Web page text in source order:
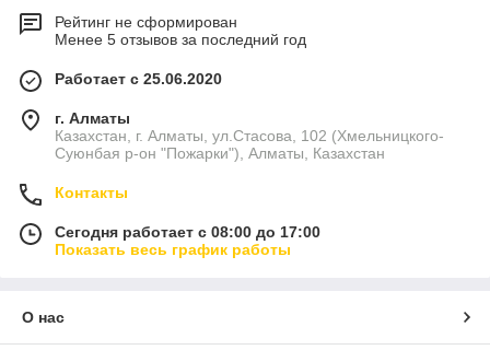
Рейтинг не сформирован
Менее 5 отзывов за последний год
Работает с 25.06.2020
г. Алматы
Казахстан, г. Алматы, ул.Стасова, 102 (Хмельницкого-
Суюнбая р-он "Пожарки"), Алматы, Казахстан
Контакты
Сегодня работает с 08:00 до 17:00
Показать весь график работы
О нас